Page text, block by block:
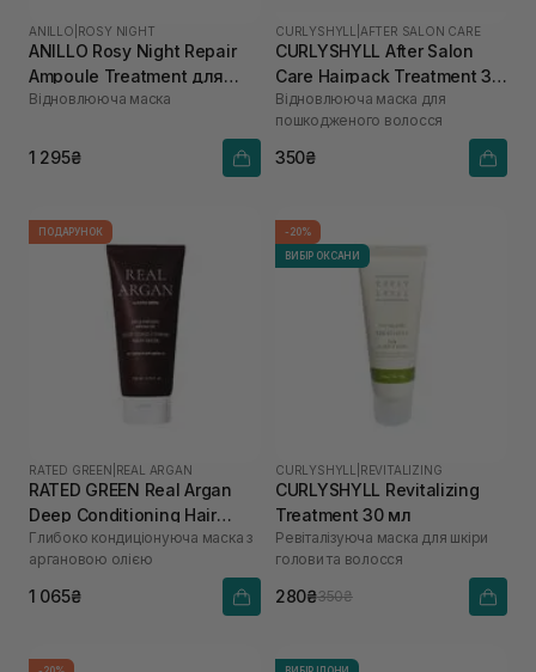
ANILLO ROSY NIGHT
ANILLO Rosy Night Repair
Ampoule Treatment для
сухого та пошкодженого
Відновлююча маска
1 295₴
CURLYSHYLL AFTER SALON CARE
CURLYSHYLL After Salon
Care Hairpack Treatment 30
мл
Відновлююча маска для
пошкодженого волосся
350₴
ПОДАРУНОК
RATED GREEN REAL ARGAN
RATED GREEN Real Argan
Deep Conditioning Hair
Mask 200 мл
Глибоко кондиціонуюча маска з
аргановою олією
1 065₴
-20%
ВИБІР ОКСАНИ
CURLYSHYLL REVITALIZING
CURLYSHYLL Revitalizing
Treatment 30 мл
Ревіталізуюча маска для шкіри
голови та волосся
280₴350₴